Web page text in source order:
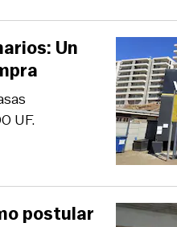
UF.
Un
postular